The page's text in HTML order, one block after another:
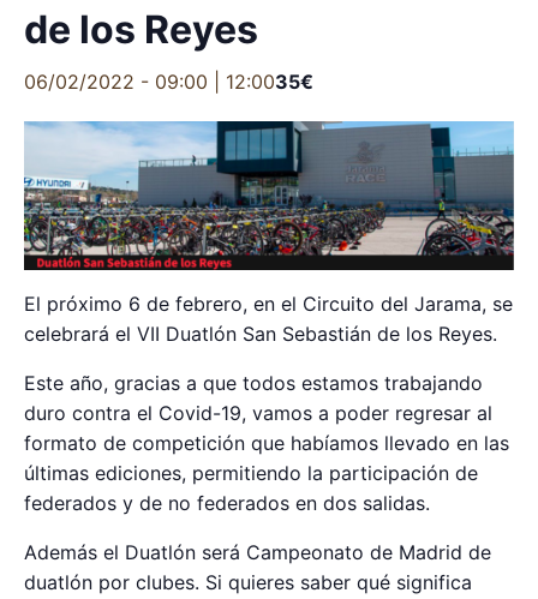
de los Reyes
06/02/2022 - 09:00 12:0035€
El próximo 6 de febrero, en el Circuito del Jarama, se
celebrará el VII Duatlón San Sebastián de los Reyes.
Este año, gracias a que todos estamos trabajando
duro contra el Covid-19, vamos a poder regresar al
formato de competición que habíamos llevado en las
últimas ediciones, permitiendo la participación de
federados y de no federados en dos salidas.
Además el Duatlón será Campeonato de Madrid de
duatlón por clubes. Si quieres saber qué significa